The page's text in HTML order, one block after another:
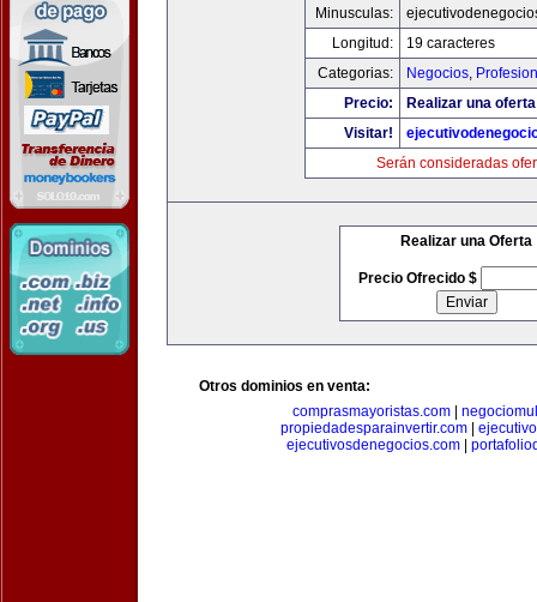
Minusculas:
Longitud:
19 caracteres
Categorias:
Negocios,
Precio:
Realizar una
Visitar!
Serán consideradas
Realizar una Oferta
Precio Ofrecido $
Otros dominios en venta:
comprasmayoristas.com
propiedadesparainvertir.com
ejecutivosdenegocios.com|